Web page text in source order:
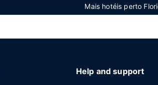
Mais hotéis perto
Help and support